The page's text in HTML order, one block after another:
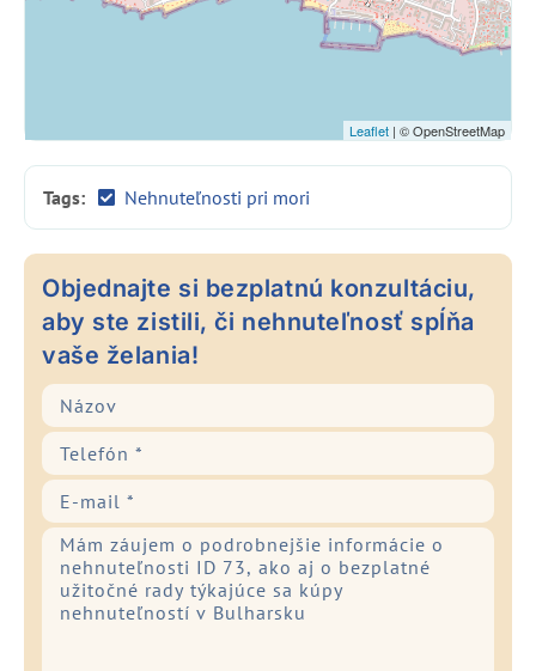
Leaflet | © OpenStreetMap
Tags: Nehnuteľnosti pri mori
Objednajte si bezplatnú konzultáciu,
aby ste zistili, či nehnuteľnosť spĺňa
vaše želania!